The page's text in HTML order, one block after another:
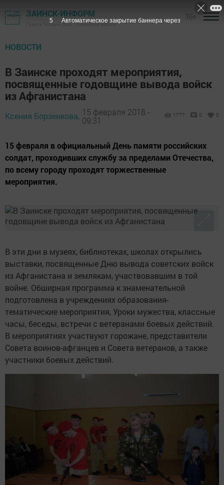
ЗАИНСК-ИНФОРМ
Газета "Новый Зай" - Заинский район
НОВОСТИ
В Заинске проходят мероприятия,
посвященные годовщине вывода войск
из Афганистана
Ксения Борзенкова, 15 февраля 2018 -
09:31
1777 0 0
15 февраля в официальный День памяти российских
солдат, проходивших службу за пределами Отечества,
по всему городу проходят торжественные
мероприятия.
В эти дни в музеях, библиотеках, школах открылись
выставки, посвященные Дню вывода советских войск
из Афганистана и землякам, участвовавшим в той
войне. Обширная программа к знаменательной
подготовлена в учреждениях образования-
тематические мероприятия, Уроки мужества, классные
часы, беседы, встречи с ветеранами боевых действий.
В мероприятиях участвуют горожане, представители
Совета воинов-афганцев и Совета ветеранов, а также
участники боевых действий.
4 Автоматическое закрытие баннера через